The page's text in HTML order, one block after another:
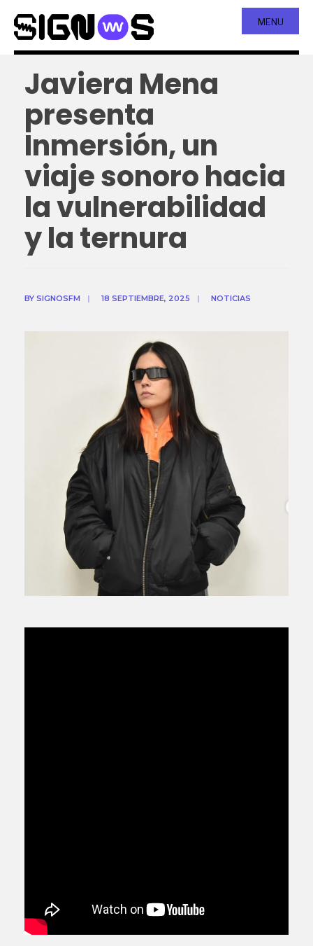
MENU
Javiera Mena
presenta
Inmersión, un
viaje sonoro hacia
la vulnerabilidad
y la ternura
BY SIGNOSFM | 18 SEPTIEMBRE, 2025 | NOTICIAS